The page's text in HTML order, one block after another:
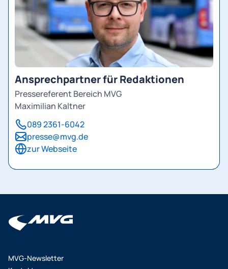
Ansprechpartner für Redaktionen
Pressereferent Bereich MVG
Maximilian Kaltner
089 2361-6042
presse@mvg.de
zur Webseite
MVG-Newsletter